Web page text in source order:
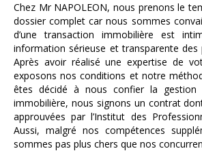
Chez Mr NAPOLEON, nous prenons le
dossier complet car nous sommes
d’une transaction immobilière est
information sérieuse et transparente des
Après avoir réalisé une expertise de
exposons nos conditions et notre
êtes décidé à nous confier la gestion
immobilière, nous signons un contrat
approuvées par l’Institut des
Aussi, malgré nos compétences
sommes pas plus chers que nos